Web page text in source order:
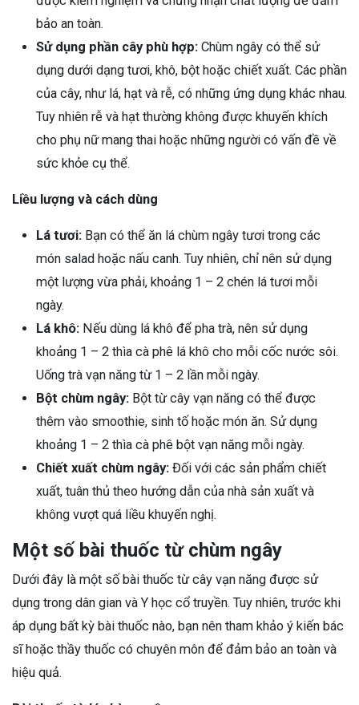
bảo an toàn.
Sử dụng phần cây phù hợp: Chùm ngây có thể sử
dụng dưới dạng tươi, khô, bột hoặc chiết xuất. Các phần
của cây, như lá, hạt và rễ, có những ứng dụng khác nhau.
Tuy nhiên rễ và hạt thường không được khuyến khích
cho phụ nữ mang thai hoặc những người có vấn đề về
sức khỏe cụ thể.
Liều lượng và cách dùng
Lá tươi: Bạn có thể ăn lá chùm ngây tươi trong các
món salad hoặc nấu canh. Tuy nhiên, chỉ nên sử dụng
một lượng vừa phải, khoảng 1 – 2 chén lá tươi mỗi
ngày.
Lá khô: Nếu dùng lá khô để pha trà, nên sử dụng
khoảng 1 – 2 thìa cà phê lá khô cho mỗi cốc nước sôi.
Uống trà vạn năng từ 1 – 2 lần mỗi ngày.
Bột chùm ngây: Bột từ cây vạn năng có thể được
thêm vào smoothie, sinh tố hoặc món ăn. Sử dụng
khoảng 1 – 2 thìa cà phê bột vạn năng mỗi ngày.
Chiết xuất chùm ngây: Đối với các sản phẩm chiết
xuất, tuân thủ theo hướng dẫn của nhà sản xuất và
không vượt quá liều khuyến nghị.
Một số bài thuốc từ chùm ngây
Dưới đây là một số bài thuốc từ cây vạn năng được sử
dụng trong dân gian và Y học cổ truyền. Tuy nhiên, trước khi
áp dụng bất kỳ bài thuốc nào, bạn nên tham khảo ý kiến bác
sĩ hoặc thầy thuốc có chuyên môn để đảm bảo an toàn và
hiệu quả.